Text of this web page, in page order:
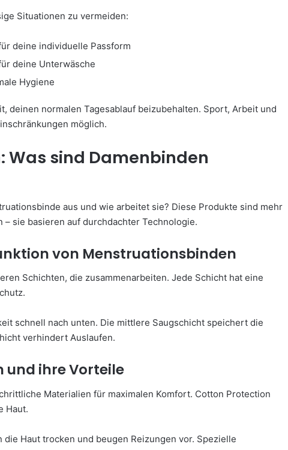
Situationen zu vermeiden:
deine individuelle Passform
deine Unterwäsche
Hygiene
deinen normalen Tagesablauf beizubehalten. Sport, Arbeit und
möglich.
Was sind Damenbinden
aus und wie arbeitet sie? Diese Produkte sind mehr
sie basieren auf durchdachter Technologie.
von Menstruationsbinden
Schichten, die zusammenarbeiten. Jede Schicht hat eine
schnell nach unten. Die mittlere Saugschicht speichert die
verhindert Auslaufen.
und ihre Vorteile
Materialien für maximalen Komfort. Cotton Protection
Haut.
Haut trocken und beugen Reizungen vor. Spezielle